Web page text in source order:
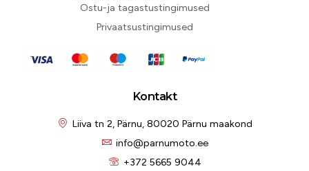
Ostu-ja tagastustingimused
Privaatsustingimused
Kontakt
Liiva tn 2, Pärnu, 80020 Pärnu maakond
info@parnumoto.ee
+372 5665 9044